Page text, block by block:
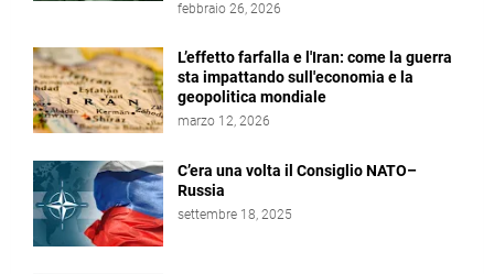
febbraio 26, 2026
L’effetto farfalla e l'Iran: come la guerra
sta impattando sull'economia e la
geopolitica mondiale
marzo 12, 2026
C’era una volta il Consiglio NATO–
Russia
settembre 18, 2025